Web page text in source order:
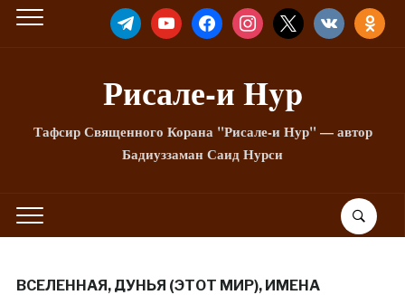
TELEGRAMYOUTUBEFACEBOOKINSTAGRAM
X VKONTAKTE
Рисале-и Hyp
Тафсир Священного Корана "Рисале-и Нур" — автор
Бадиуззаман Саид Нурси
ВСЕЛЕННАЯ, ДУНЬЯ (ЭТОТ МИР), ИМЕНА